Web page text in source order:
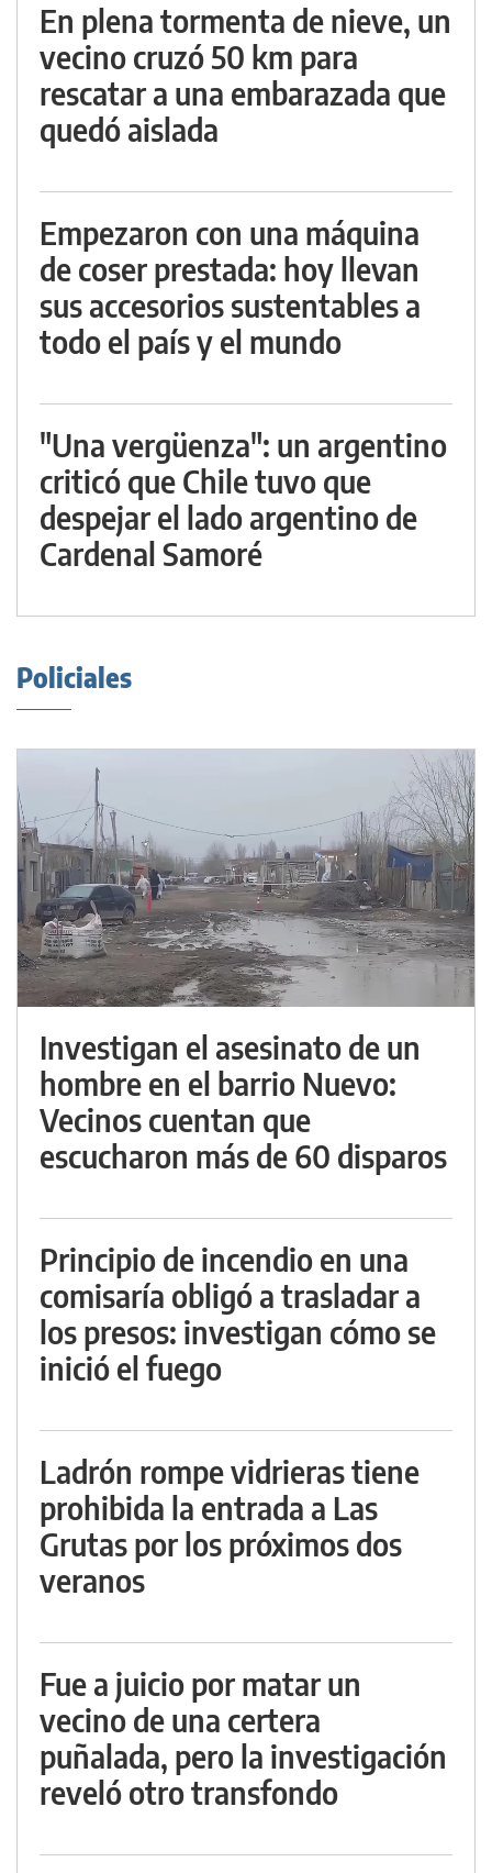
En plena tormenta de nieve, un
vecino cruzó 50 km para
rescatar a una embarazada que
quedó aislada
Empezaron con una máquina
de coser prestada: hoy llevan
sus accesorios sustentables a
todo el país y el mundo
"Una vergüenza": un argentino
criticó que Chile tuvo que
despejar el lado argentino de
Cardenal Samoré
Policiales
Investigan el asesinato de un
hombre en el barrio Nuevo:
Vecinos cuentan que
escucharon más de 60 disparos
Principio de incendio en una
comisaría obligó a trasladar a
los presos: investigan cómo se
inició el fuego
Ladrón rompe vidrieras tiene
prohibida la entrada a Las
Grutas por los próximos dos
veranos
Fue a juicio por matar un
vecino de una certera
puñalada, pero la investigación
reveló otro transfondo